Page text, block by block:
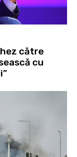
către
cu